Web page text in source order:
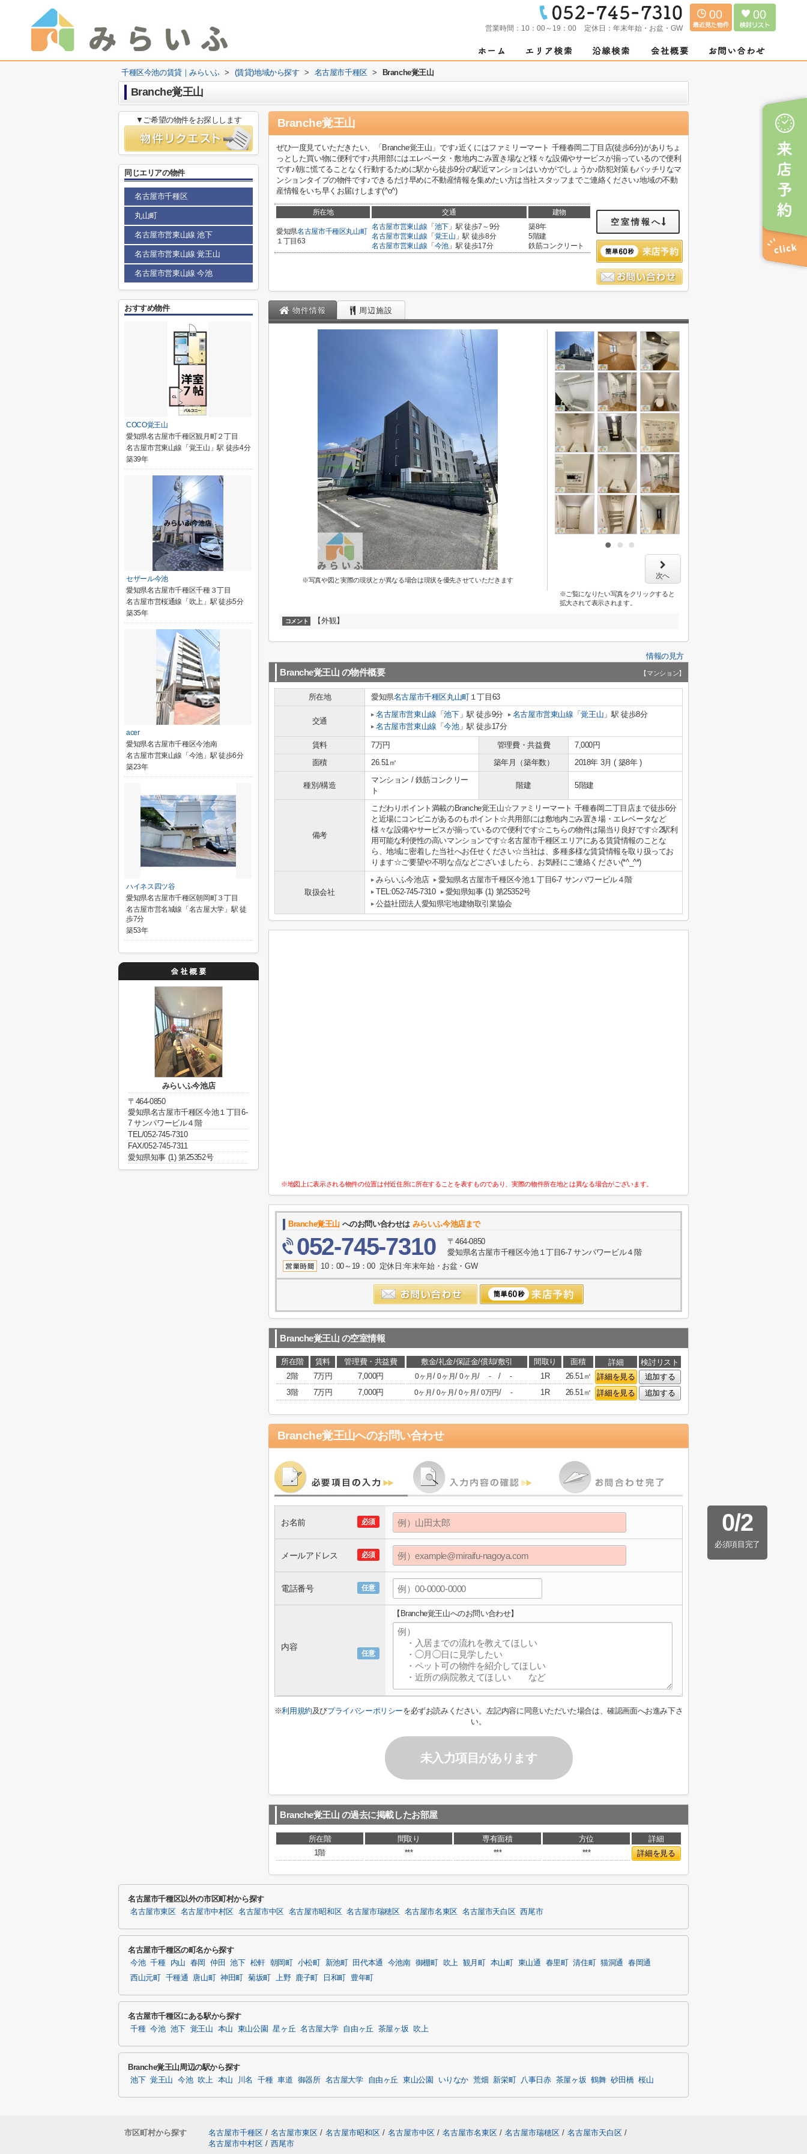
営業時間： 10：00～19：00 定休日： 年末年始・お盆・GW
00 00
千種区今池の賃貸｜みらいふ > (賃貸)地域から探す > 名古屋市千種区 > Branche覚王山
Branche覚王山
Branche覚王山
ぜひ一度見ていただきたい、「Branche覚王山」です♪近くにはファミリーマート 千種春岡二丁目店(徒歩6分)がありちょ
っとした買い物に便利です♪共用部にはエレベータ・敷地内ごみ置き場など様々な設備やサービスが揃っているので便利
です♪朝に慌てることなく行動するために駅から徒歩9分の駅近マンションはいかがでしょうか♪防犯対策もバッチリなマ
ンションタイプの物件です♪できるだけ早めに不動産情報を集めたい方は当社スタッフまでご連絡ください♪地域の不動
産情報をいち早くお届けします(^o^)
所在地 交通 建物
愛知県名古屋市千種区丸山町
１丁目63
名古屋市営東山線 「 池下 」駅 徒歩7～9分
名古屋市営東山線 「 覚王山 」駅 徒歩8分
名古屋市営東山線 「 今池 」駅 徒歩17分
築8年
5階建
鉄筋コンクリート
空室情報へ
物件情報 周辺施設
※写真や図と実際の現状とが異なる場合は現状を優先させていただきます 次へ
※ご覧になりたい写真をクリックすると
拡大されて表示されます。
コメント 【外観】
情報の見方
Branche覚王山 の物件概要 【マンション】
所在地 愛知県名古屋市千種区丸山町１丁目63
交通
名古屋市営東山線 「池下」駅 徒歩9分 名古屋市営東山線 「覚王山 」駅 徒歩8分
名古屋市営東山線 「今池」駅 徒歩17分
賃料 7万円 管理費・共益費
7,000円
面積
26.51㎡ 築年月（築年数） 2018年 3月 ( 築8年 )
種別/構造
マンション / 鉄筋コンクリー
ト
階建 5階建
備考
こだわりポイント満載のBranche覚王山☆ファミリーマート 千種春岡二丁目店まで徒歩6分
と近場にコンビニがあるのもポイント☆共用部には敷地内ごみ置き場・エレベータなど
様々な設備やサービスが揃っているので便利です☆こちらの物件は陽当り良好です☆2駅利
用可能な利便性の高いマンションです☆名古屋市千種区エリアにある賃貸情報のことな
ら、地域に密着した当社へお任せください☆当社は、多種多様な賃貸情報を取り扱ってお
ります☆ご要望や不明な点などございましたら、お気軽にご連絡ください(*^_^*)
取扱会社
みらいふ今池店
愛知県名古屋市千種区今池１丁目6-7 サンパワービル４階
TEL:052-745-7310
愛知県知事 (1) 第25352号
公益社団法人愛知県宅地建物取引業協会
※地図上に表示される物件の位置は付近住所に所在することを表すものであり、実際の物件所在地とは異なる場合がございます。
Branche覚王山 へのお問い合わせは みらいふ今池店まで
052-745-7310
〒464-0850
愛知県名古屋市千種区今池１丁目6-7 サンパワービル４階
10：00～19：00 定休日:年末年始・お盆・GW
Branche覚王山 の空室情報
所在階 賃料 管理費・共益費 敷金/礼金/保証金/償却/敷引 間取り 面積 詳細
検討リスト
2階
7万円 7,000円 0ヶ月/0ヶ月/0ヶ月/ - / - 1R 26.51㎡ 詳細を見る
追加する
3階
7万円 7,000円 0ヶ月 / 0ヶ月 / 0ヶ月 /0万円/ - 1R 26.51㎡ 詳細を見る 追加する
Branche覚王山へのお問い合わせ
0/2
必須項目完了
必須
お名前
必須
メールアドレス
任意
電話番号
任意
内容
【Branche覚王山へのお問い合わせ】
※利用規約及びプライバシーポリシーを必ずお読みください。左記内容に同意いただいた場合は、確認画面へお進み下さ
い。
未入力項目があります
Branche覚王山 の過去に掲載したお部屋
所在階 間取り 専有面積 方位
詳細
1階
*** *** *** 詳細を見る
▼ご希望の物件をお探しします
同じエリアの物件
名古屋市千種区
丸山町
名古屋市営東山線 池下
名古屋市営東山線 覚王山
名古屋市営東山線 今池
おすすめ物件
COCO覚王山
愛知県名古屋市千種区観月町２丁目
名古屋市営東山線「覚王山」駅 徒歩4分
築39年
セザール今池
愛知県名古屋市千種区千種３丁目
名古屋市営桜通線「吹上」駅 徒歩5分
築35年
acer
愛知県名古屋市千種区今池南
名古屋市営東山線「今池」駅 徒歩6分
築23年
ハイネス四ツ谷
愛知県名古屋市千種区朝岡町３丁目
名古屋市営名城線「名古屋大学」駅 徒
歩7分
築53年
みらいふ今池店
〒464-0850
愛知県名古屋市千種区今池１丁目6-
7 サンパワービル４階
TEL/052-745-7310
FAX/052-745-7311
愛知県知事 (1) 第25352号
名古屋市千種区以外の市区町村から探す
名古屋市東区 名古屋市中村区 名古屋市中区 名古屋市昭和区 名古屋市瑞穂区 名古屋市名東区 名古屋市天白区 西尾市
名古屋市千種区の町名から探す
今池 千種 内山 春岡 仲田 池下 松軒 朝岡町 小松町 新池町 田代本通 今池南 御棚町 吹上 観月町 本山町 東山通 春里町 清住町 猫洞通
春岡通
西山元町
千種通 唐山町 神田町 菊坂町 上野 鹿子町 日和町 豊年町
名古屋市千種区にある駅から探す
千種 今池 池下 覚王山 本山 東山公園 星ヶ丘 名古屋大学 自由ヶ丘 茶屋ヶ坂 吹上
Branche覚王山周辺の駅から探す
池下 覚王山 今池 吹上 本山 川名 千種 車道 御器所 名古屋大学 自由ヶ丘 東山公園 いりなか 荒畑 新栄町 八事日赤 茶屋ヶ坂 鶴舞 砂田橋 桜山
市区町村から探す 名古屋市千種区 / 名古屋市東区 / 名古屋市昭和区 / 名古屋市中区 / 名古屋市名東区 / 名古屋市瑞穂区 / 名古屋市天白区 /
名古屋市中村区 / 西尾市